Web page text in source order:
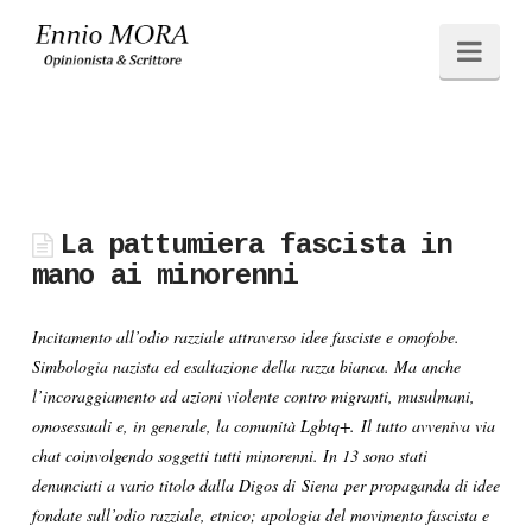
Ennio
La pattumiera fascista in
mano ai minorenni
Incitamento all’odio razziale attraverso idee fasciste e omofobe.
Simbologia nazista ed esaltazione della razza bianca. Ma anche
l’incoraggiamento ad azioni violente contro migranti, musulmani,
omosessuali e, in generale, la comunità Lgbtq+. Il tutto avveniva via
chat coinvolgendo soggetti tutti minorenni. In 13 sono stati
denunciati a vario titolo dalla Digos di Siena per propaganda di idee
fondate sull’odio razziale, etnico; apologia del movimento fascista e